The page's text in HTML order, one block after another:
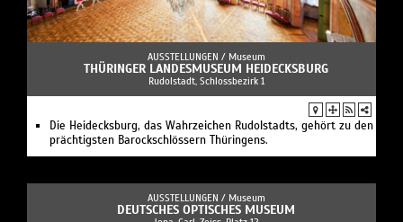
AUSSTELLUNGEN / Museum
THÜRINGER LANDESMUSEUM HEIDECKSBURG
Rudolstadt, Schlossbezirk 1
Die Heidecksburg, das Wahrzeichen Rudolstadts, gehört zu den
prächtigsten Barockschlössern Thüringens.
AUSSTELLUNGEN / Museum
DEUTSCHES OPTISCHES MUSEUM